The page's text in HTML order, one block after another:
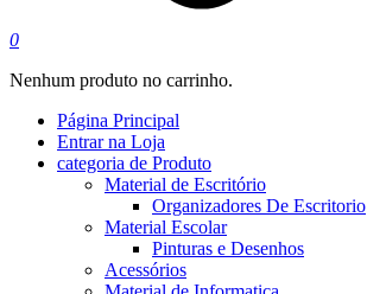
0
Nenhum produto no carrinho.
Página Principal
Entrar na Loja
categoria de Produto
Material de Escritório
Organizadores De Escritorio
Material Escolar
Pinturas e Desenhos
Acessórios